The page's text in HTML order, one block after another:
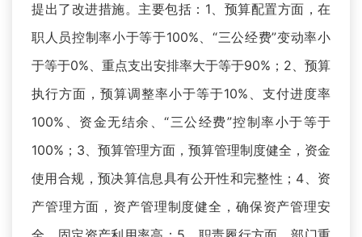
提出了改进措施。主要包括：1、预算配置方面，在
职人员控制率小于等于100%、“三公经费”变动率小
于等于0%、重点支出安排率大于等于90%；2、预算
执行方面，预算调整率小于等于10%、支付进度率
100%、资金无结余、“三公经费”控制率小于等于
100%；3、预算管理方面，预算管理制度健全，资金
使用合规，预决算信息具有公开性和完整性；4、资
产管理方面，资产管理制度健全，确保资产管理安